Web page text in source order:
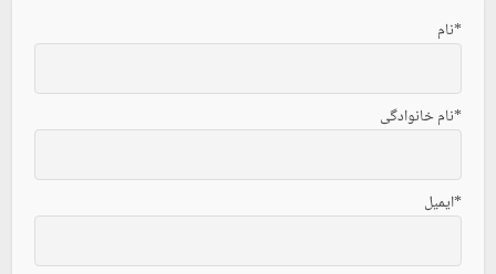
*نام
*نام خانوادگی
*ایمیل